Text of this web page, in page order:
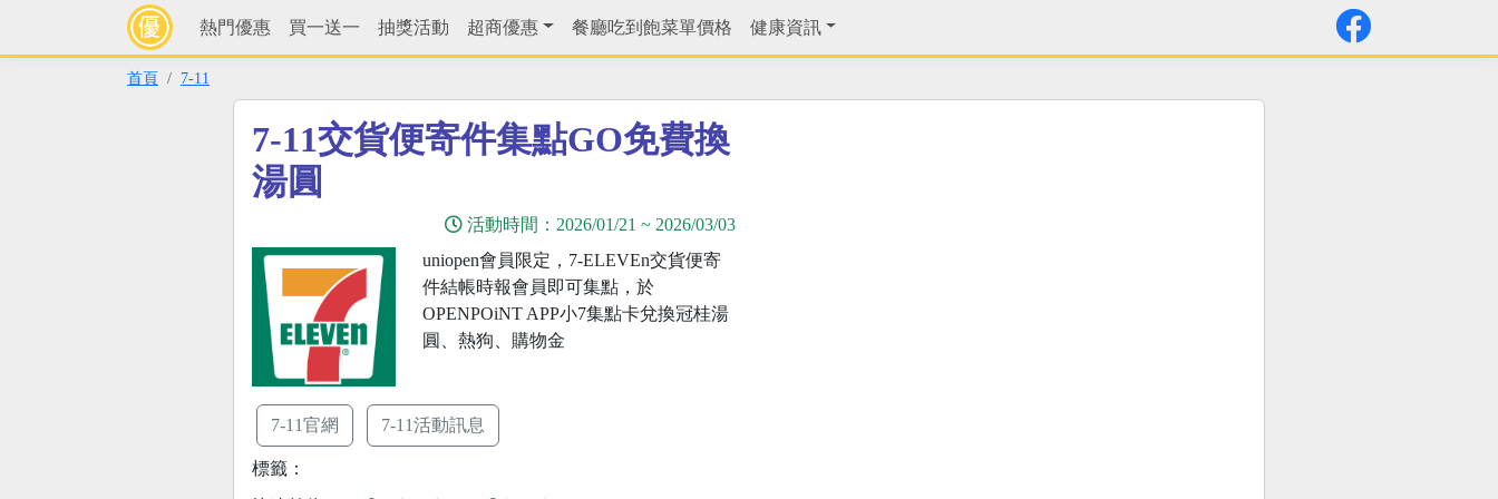
熱門優惠 買一送一 抽獎活動 超商優惠 餐廳吃到飽菜單價格 健康資訊
首頁 7-11
7-11交貨便寄件集點GO免費換
湯圓
活動時間： 2026/01/21 ~ 2026/03/03
uniopen會員限定，7-ELEVEn交貨便寄
件結帳時報會員即可集點，於
OPENPOiNT APP小7集點卡兌換冠桂湯
圓、熱狗、購物金
7-11官網 7-11活動訊息
標籤：